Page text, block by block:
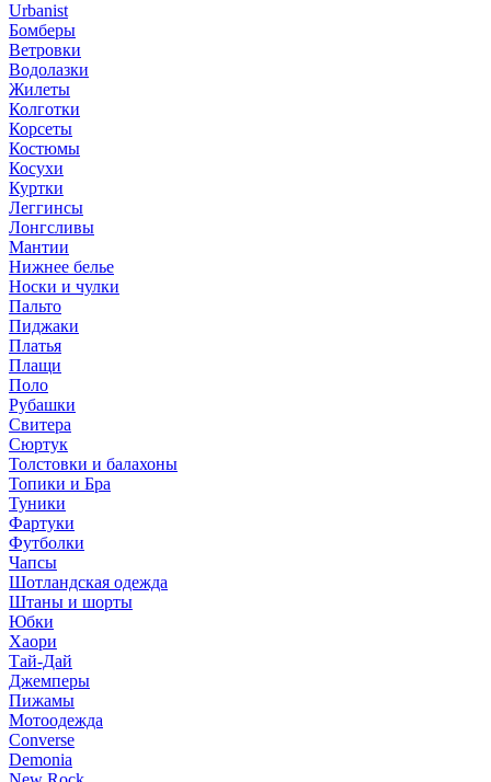
Urbanist
Бомберы
Ветровки
Водолазки
Жилеты
Колготки
Корсеты
Костюмы
Косухи
Куртки
Леггинсы
Лонгсливы
Мантии
Нижнее белье
Носки и чулки
Пальто
Пиджаки
Платья
Плащи
Поло
Рубашки
Свитера
Сюртук
Толстовки и балахоны
Топики и Бра
Туники
Фартуки
Футболки
Чапсы
Шотландская одежда
Штаны и шорты
Юбки
Хаори
Тай-Дай
Джемперы
Пижамы
Мотоодежда
Converse
Demonia